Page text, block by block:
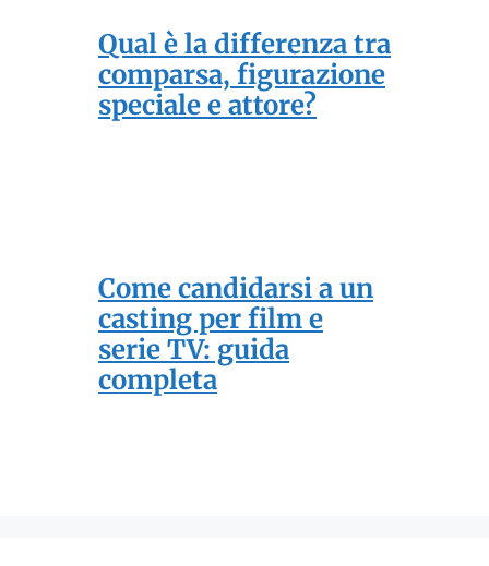
Qual è la differenza tra
comparsa, figurazione
speciale e attore?
Come candidarsi a un
casting per film e
serie TV: guida
completa